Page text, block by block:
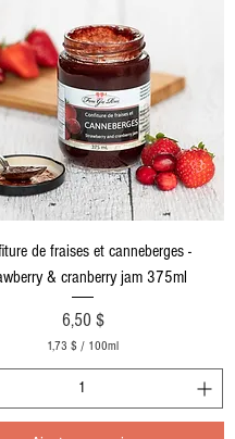
de fraises et canneberges -
& cranberry jam 375ml
Prix
6,50 $
1,73 $ / 100ml
,